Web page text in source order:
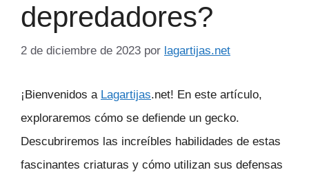
depredadores?
2 de diciembre de 2023 por lagartijas.net
¡Bienvenidos a Lagartijas.net! En este artículo,
exploraremos cómo se defiende un gecko.
Descubriremos las increíbles habilidades de estas
fascinantes criaturas y cómo utilizan sus defensas